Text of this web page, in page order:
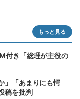
もっと見る
付き「総理が主役の
」「あまりにも愕
稿を批判